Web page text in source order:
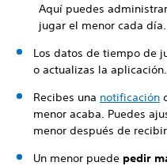
Aquí puedes
jugar el menor cada día.
Los datos de tiempo de
o actualizas la aplicación.
Recibes una notificación
menor acaba. Puedes
menor después de
Un menor puede pedir